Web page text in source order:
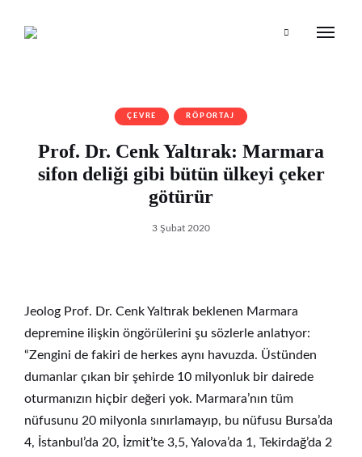
ÇEVRE RÖPORTAJ
Prof. Dr. Cenk Yaltırak: Marmara
sifon deliği gibi bütün ülkeyi çeker
götürür
3 Şubat 2020
Jeolog Prof. Dr. Cenk Yaltırak beklenen Marmara
depremine ilişkin öngörülerini şu sözlerle anlatıyor:
“Zengini de fakiri de herkes aynı havuzda. Üstünden
dumanlar çıkan bir şehirde 10 milyonluk bir dairede
oturmanızın hiçbir değeri yok. Marmara’nın tüm
nüfusunu 20 milyonla sınırlamayıp, bu nüfusu Bursa’da
4, İstanbul’da 20, İzmit’te 3,5, Yalova’da 1, Tekirdağ’da 2